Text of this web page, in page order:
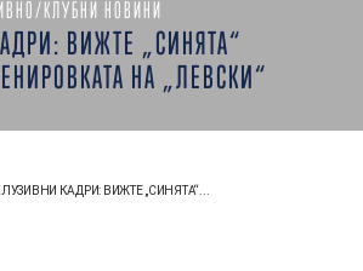
КЛУБНИ НОВИНИ
ВИЖТЕ „СИНЯТА“
НА „ЛЕВСКИ“
КАДРИ: ВИЖТЕ „СИНЯТА“...